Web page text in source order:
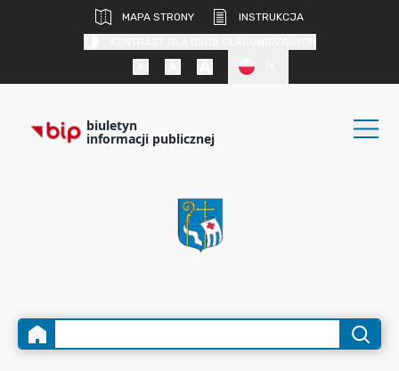
MAPA STRONY
INSTRUKCJA
biuletyn
informacji publicznej